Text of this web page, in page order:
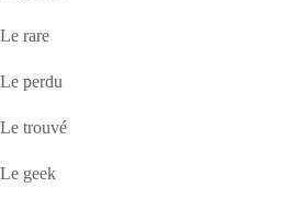
Le rare
Le perdu
Le trouvé
Le geek